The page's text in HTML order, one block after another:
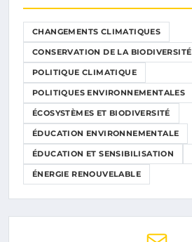
CHANGEMENTS CLIMATIQUES
CONSERVATION DE LA BIODIVERSITÉ
POLITIQUE CLIMATIQUE
POLITIQUES ENVIRONNEMENTALES
ÉCOSYSTÈMES ET BIODIVERSITÉ
ÉDUCATION ENVIRONNEMENTALE
ÉDUCATION ET SENSIBILISATION
ÉNERGIE RENOUVELABLE